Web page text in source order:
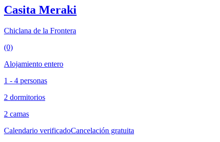
Casita Meraki
Chiclana de la Frontera
(0)
Alojamiento entero
1 - 4 personas
2 dormitorios
2 camas
Calendario verificadoCancelación gratuita